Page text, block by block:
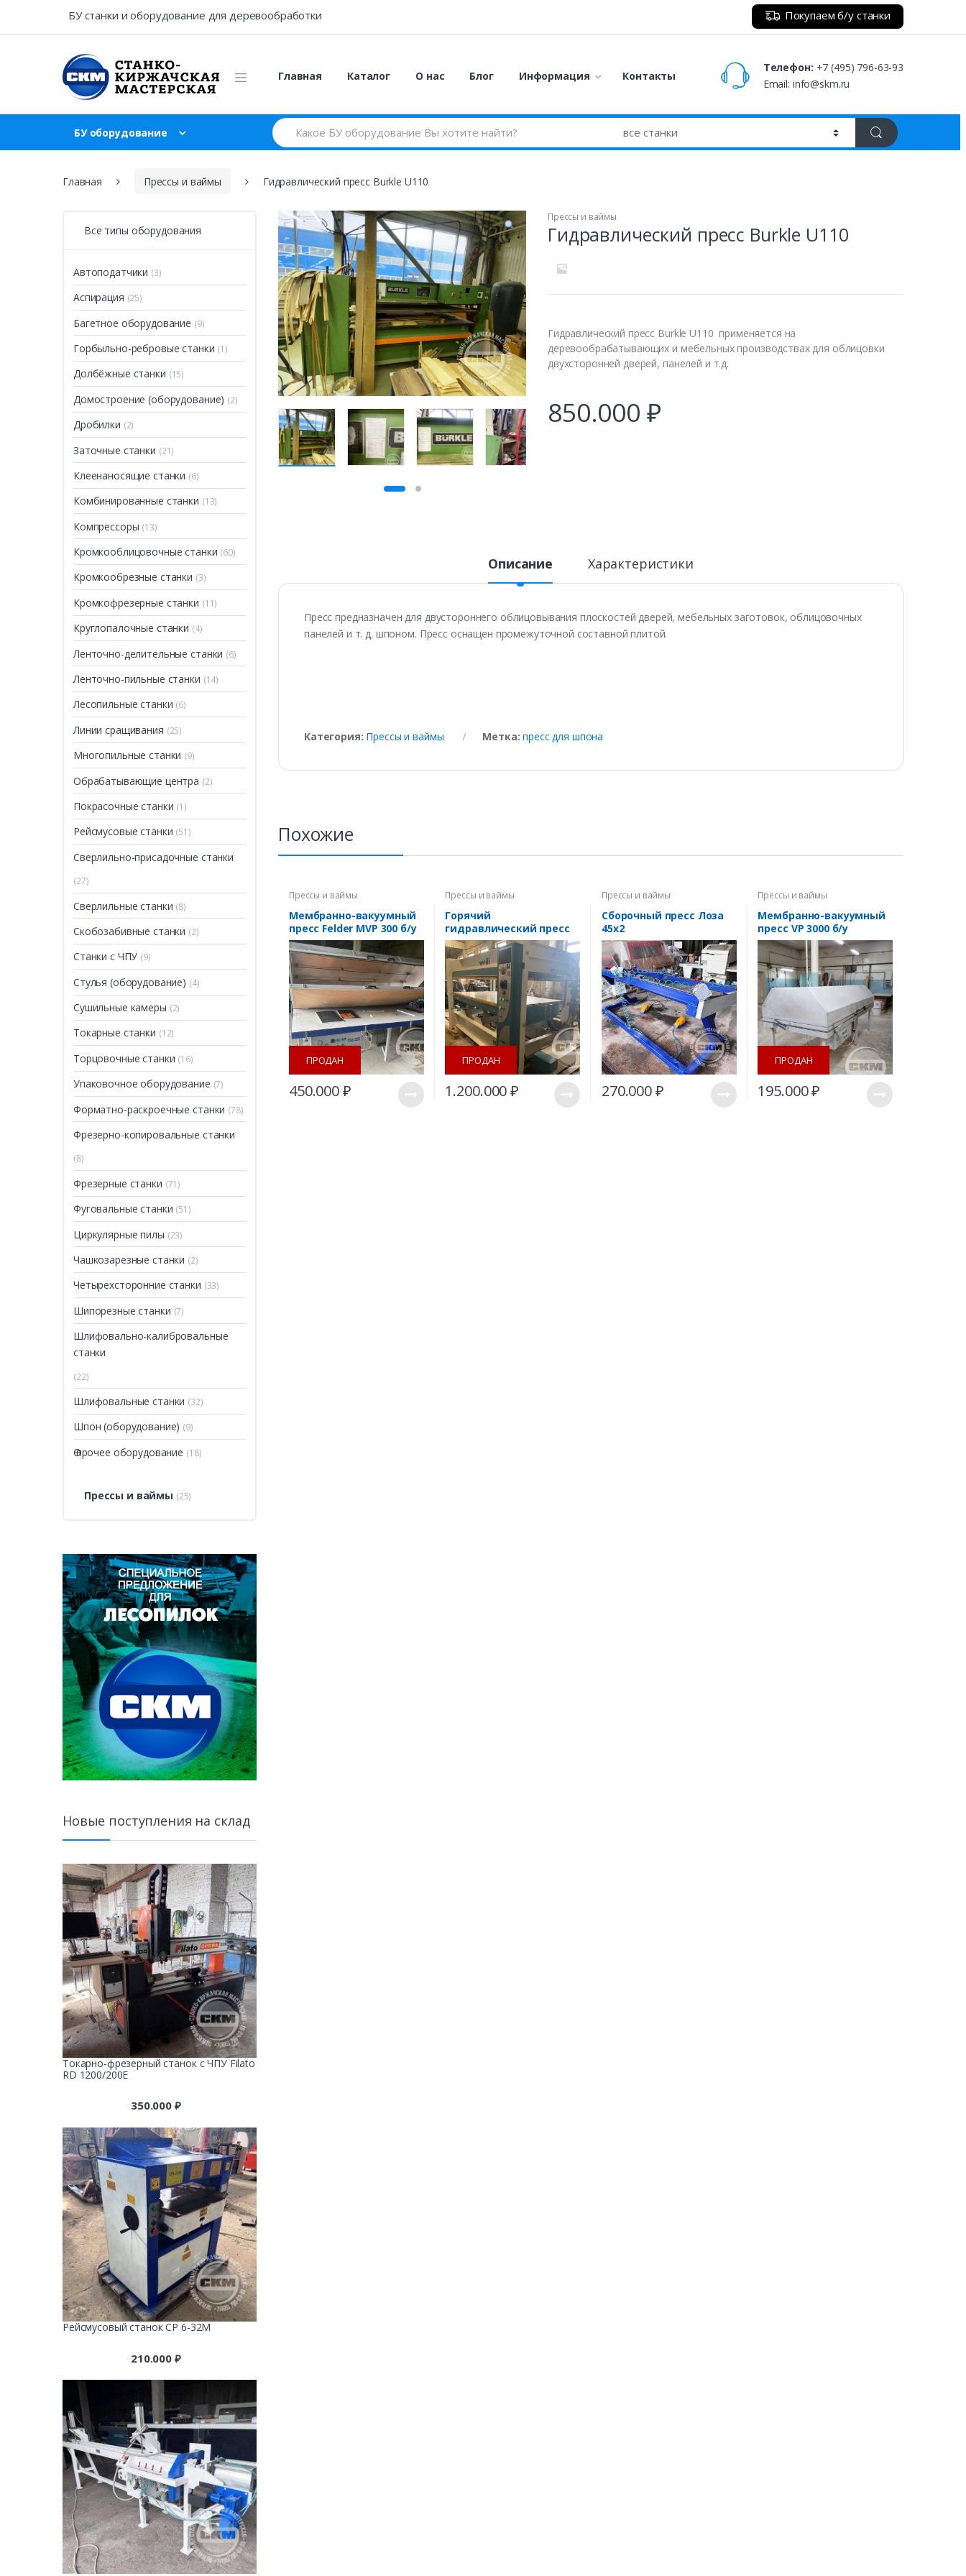
БУ станки и оборудование для деревообработки Покупаем б/у станки
Главная Каталог О нас Блог Информация Контакты
Телефон: +7 (495) 796-63-93
Email: info@skm.ru
БУ оборудование
Search
for:
Главная Прессы и ваймы Гидравлический пресс Burkle U110
Прессы и ваймы
Гидравлический пресс Burkle U110
Гидравлический пресс Burkle U110 применяется на
деревообрабатывающих и мебельных производствах для облицовки
двухсторонней дверей, панелей и т.д.
850.000 ₽
Описание Характеристики
Пресс предназначен для двустороннего облицовывания плоскостей дверей, мебельных заготовок, облицовочных
панелей и т. д. шпоном. Пресс оснащен промежуточной составной плитой.
Категория: Прессы и ваймы Метка:пресс для шпона
Похожие
Прессы и ваймы
Мембранно-вакуумный
пресс Felder MVP 300 б/у
ПРОДАН
450.000₽
Прессы и ваймы
Горячий
гидравлический пресс
MH3848Ax100 (1) б/у
ПРОДАН
1.200.000₽
Прессы и ваймы
Сборочный пресс Лоза
45х2
270.000₽
Прессы и ваймы
Мембранно-вакуумный
пресс VP 3000 б/у
ПРОДАН
195.000₽
Все типы оборудования
Автоподатчики (3)
Аспирация (25)
Багетное оборудование (9)
Горбыльно-ребровые станки (1)
Долбёжные станки (15)
Домостроение (оборудование) (2)
Дробилки (2)
Заточные станки (21)
Клеенаносящие станки (6)
Комбинированные станки (13)
Компрессоры (13)
Кромкооблицовочные станки (60)
Кромкообрезные станки (3)
Кромкофрезерные станки (11)
Круглопалочные станки (4)
Ленточно-делительные станки (6)
Ленточно-пильные станки (14)
Лесопильные станки (6)
Линии сращивания (25)
Многопильные станки (9)
Обрабатывающие центра (2)
Покрасочные станки (1)
Рейсмусовые станки (51)
Сверлильно-присадочные станки
(27)
Сверлильные станки (8)
Скобозабивные станки (2)
Станки с ЧПУ (9)
Стулья (оборудование) (4)
Сушильные камеры (2)
Токарные станки (12)
Торцовочные станки (16)
Упаковочное оборудование (7)
Форматно-раскроечные станки (78)
Фрезерно-копировальные станки
(8)
Фрезерные станки (71)
Фуговальные станки (51)
Циркулярные пилы (23)
Чашкозарезные станки (2)
Четырехсторонние станки (33)
Шипорезные станки (7)
Шлифовально-калибровальные
станки
(22)
Шлифовальные станки (32)
Шпон (оборудование) (9)
Ѳ прочее оборудование (18)
Прессы и ваймы (25)
Новые поступления на склад
Токарно-фрезерный станок с ЧПУ Filato
RD 1200/200E
350.000 ₽
Рейсмусовый станок СР 6-32М
210.000 ₽